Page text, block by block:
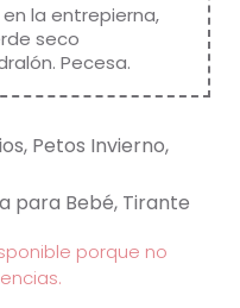
la entrepierna,
seco
Pecesa.
, Petos Invierno,
para Bebé, Tirante
porque no